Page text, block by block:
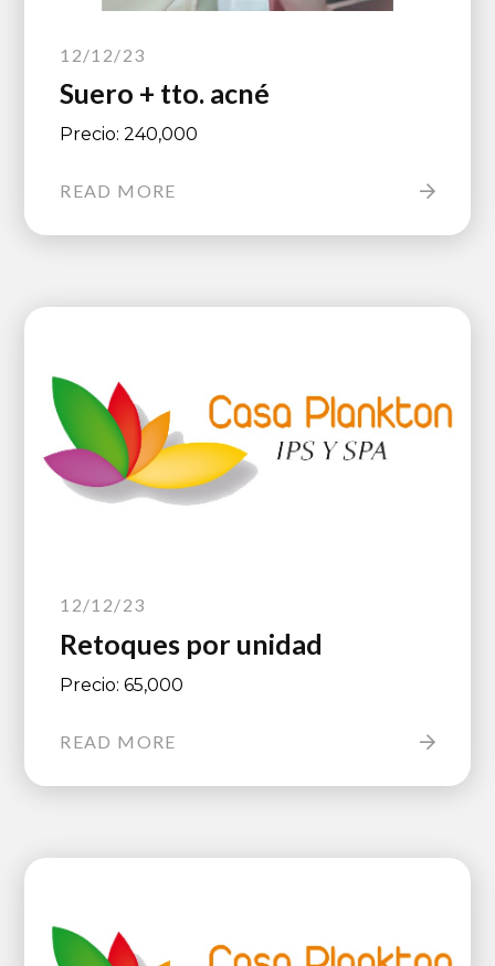
12/12/23
Suero + tto. acné
Precio: 240,000
READ MORE
12/12/23
Retoques por unidad
Precio: 65,000
READ MORE